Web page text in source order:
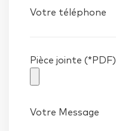
Votre téléphone
Pièce jointe (*PDF)
Votre Message